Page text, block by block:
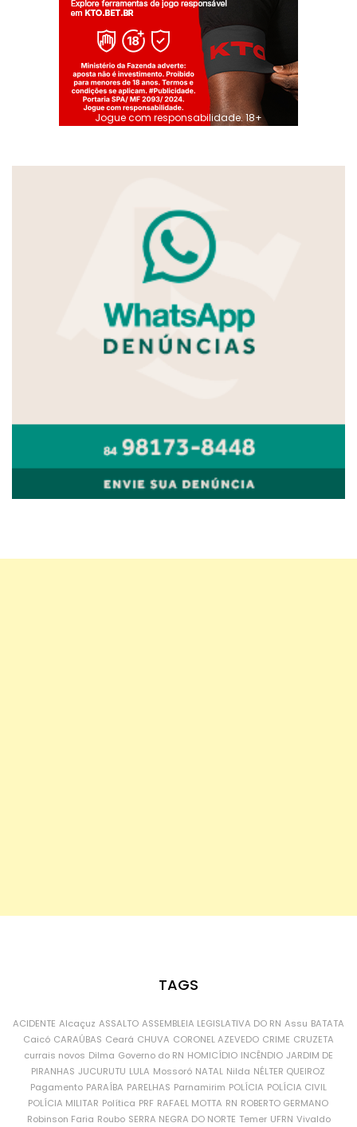
Jogue com responsabilidade. 18+
TAGS
ACIDENTE Alcaçuz ASSALTO ASSEMBLEIA LEGISLATIVA DO RN Assu BATATA
Caicó CARAÚBAS Ceará CHUVA CORONEL AZEVEDO CRIME CRUZETA
currais novos Dilma Governo do RN HOMICÍDIO INCÊNDIO JARDIM DE
PIRANHAS JUCURUTU LULA Mossoró NATAL Nilda NÉLTER QUEIROZ
Pagamento PARAÍBA PARELHAS Parnamirim POLÍCIA POLÍCIA CIVIL
POLÍCIA MILITAR Política PRF RAFAEL MOTTA RN ROBERTO GERMANO
Robinson Faria Roubo SERRA NEGRA DO NORTE Temer UFRN Vivaldo